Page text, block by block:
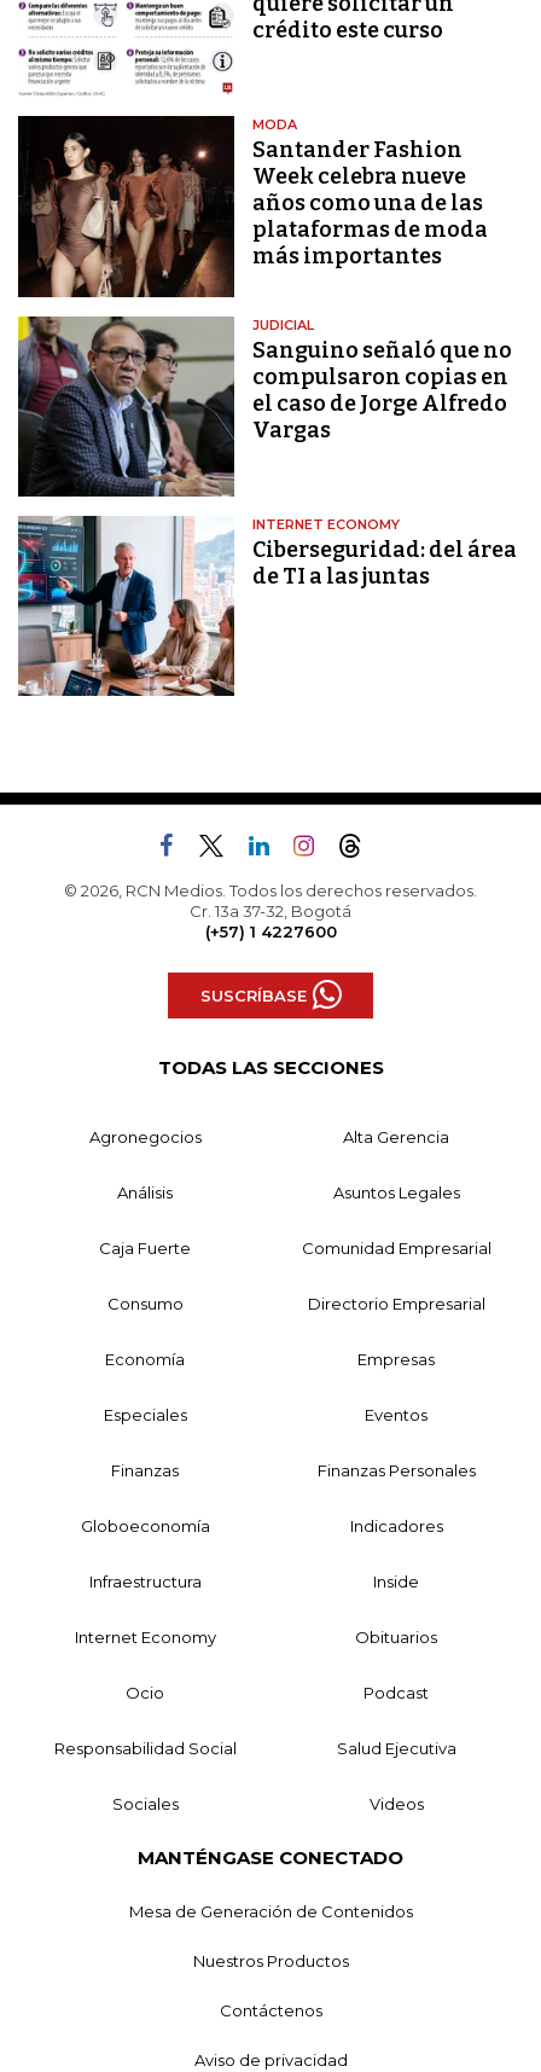
crédito este curso
MODA
Santander Fashion
Week celebra nueve
años como una de las
plataformas de moda
más importantes
JUDICIAL
Sanguino señaló que no
compulsaron copias en
el caso de Jorge Alfredo
Vargas
INTERNET ECONOMY
Ciberseguridad: del área
de TI a las juntas
© 2026, RCN Medios. Todos los derechos reservados.
Cr. 13a 37-32, Bogotá
(+57) 1 4227600
SUSCRÍBASE
TODAS LAS SECCIONES
Agronegocios Alta Gerencia
Análisis Asuntos Legales
Caja Fuerte Comunidad Empresarial
Consumo Directorio Empresarial
Economía Empresas
Especiales Eventos
Finanzas Finanzas Personales
Globoeconomía Indicadores
Infraestructura Inside
Internet Economy Obituarios
Ocio Podcast
Responsabilidad Social Salud Ejecutiva
Sociales Videos
MANTÉNGASE CONECTADO
Mesa de Generación de Contenidos
Nuestros Productos
Contáctenos
Aviso de privacidad